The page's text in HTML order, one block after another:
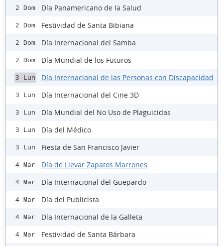
2 Dom Día Panamericano de la Salud
2 Dom Festividad de Santa Bibiana
2 Dom Día Internacional del Samba
2 Dom Día Mundial de los Futuros
3 Lun Día Internacional de las Personas con Discapacidad
3 Lun Día Internacional del Cine 3D
3 Lun Día Mundial del No Uso de Plaguicidas
3 Lun Día del Médico
3 Lun Fiesta de San Francisco Javier
4 Mar Día de Llevar Zapatos Marrones
4 Mar Día Internacional del Guepardo
4 Mar Día del Publicista
4 Mar Día Internacional de la Galleta
4 Mar Festividad de Santa Bárbara